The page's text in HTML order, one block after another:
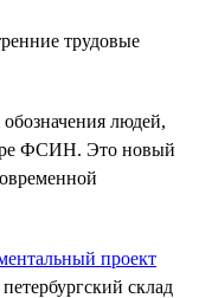
трудовые
людей,
ФСИН. Это новый
проект
склад